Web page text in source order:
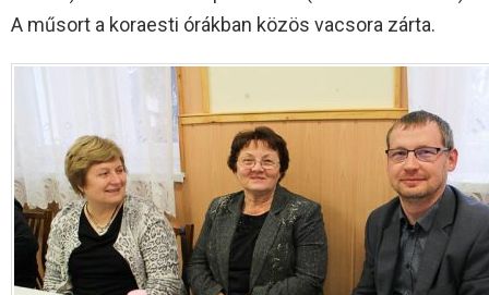
A műsort a koraesti órákban közös vacsora zárta.